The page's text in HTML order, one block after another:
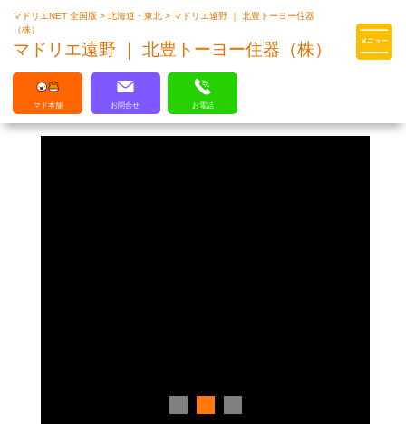
マドリエはLIXILの厳しい基準を
マドリエNET 全国版>北海道・東北>マドリエ遠野 ｜ 北豊トーヨー住器
（株）
マドリエ遠野 ｜ 北豊トーヨー住器（株）
マド本舗 お問合せ お電話